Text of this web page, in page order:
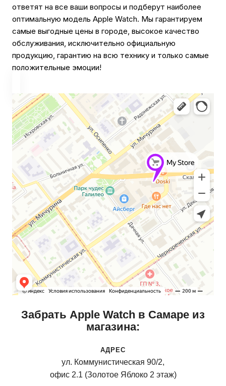
ответят на все ваши вопросы и подберут наиболее
оптимальную модель Apple Watch. Мы гарантируем
самые выгодные цены в городе, высокое качество
обслуживания, исключительно официальную
продукцию, гарантию на всю технику и только самые
положительные эмоции!
Забрать Apple Watch в Самаре из
магазина:
АДРЕС
ул. Коммунистическая 90/2,
офис 2.1 (Золотое Яблоко 2 этаж)